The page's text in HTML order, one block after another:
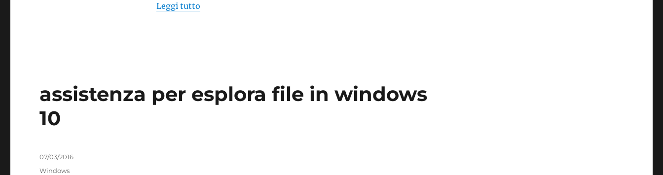
Leggi tutto“supporto per l’app groove musica”
assistenza per esplora file in windows
10
Pubblicato
07/03/2016
Categorie
Windows